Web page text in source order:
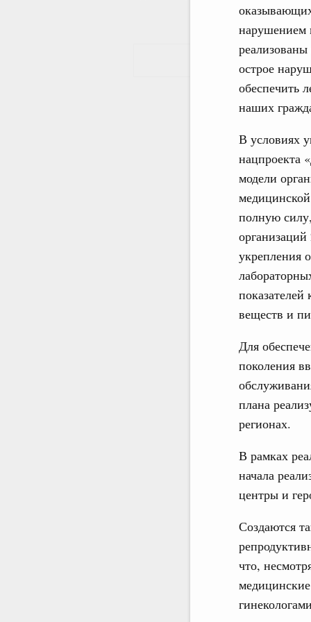
нарушением
острое
обеспечить
наших
В условиях
нацпроекта
модели
полную
укрепления
веществ и
Для
поколения
плана
регионах.
В рамках
начала
центры и
Создаются
что,